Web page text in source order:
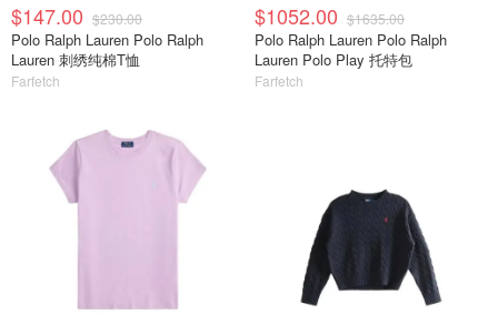
$147.00 $230.00
Polo Ralph Lauren Polo Ralph
Lauren 刺绣纯棉T恤
Farfetch
$1052.00 $1635.00
Polo Ralph Lauren Polo Ralph
Lauren Polo Play 托特包
Farfetch